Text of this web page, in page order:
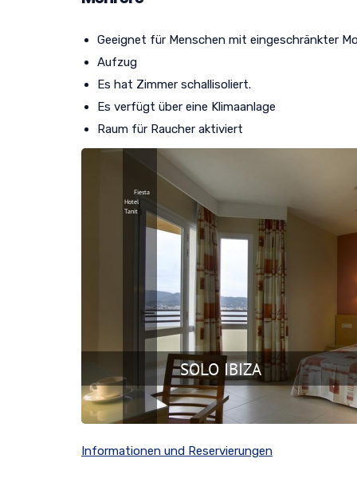
Geeignet für Menschen mit eingeschränkter
Aufzug
Es hat Zimmer schallisoliert.
Es verfügt über eine Klimaanlage
Raum für Raucher aktiviert
Informationen und Reservierungen